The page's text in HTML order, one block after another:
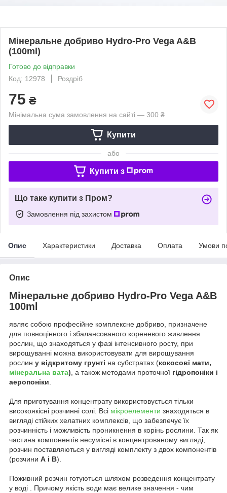
Мінеральне добриво Hydro-Pro Vega A&B
(100ml)
Готово до відправки
Код: 12978
Роздріб
75 ₴
Мінімальна сума замовлення на сайті — 300 ₴
Купити
або
Купити з
Що таке купити з Пром?
Замовлення під захистом
Опис Характеристики Доставка Оплата Умови
Опис
Мінеральне добриво Hydro-Pro Vega A&B
100ml
являє собою професійне комплексне добриво, призначене
для повноцінного і збалансованого кореневого живлення
рослин, що знаходяться у фазі інтенсивного росту, при
вирощуванні можна використовувати для вирощування
рослин у відкритому грунті на субстратах (кокосові мати,
мінеральна вата), а також методами проточної гідропоніки і
аеропоніки.
Для приготування концентрату використовується тільки
високоякісні розчинні солі. Всі мікроелементи знаходяться в
вигляді стійких хелатних комплексів, що забезпечує їх
розчинність і можливість проникнення в корінь рослини. Так як
частина компонентів несумісні в концентрованому вигляді,
розчин поставляються у вигляді комплекту з двох компонентів
(розчини А і В).
Поживний розчин готуються шляхом розведення концентрату
у воді . Причому якість води має велике значення - чим